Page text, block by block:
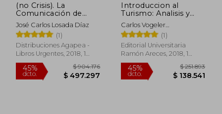
(no Crisis). La
Comunicación de
Crisis en un Mundo
Conectado
(Manuales)
José Carlos Losada Díaz
(1)
Distribuciones Agapea -
Libros Urgentes, 2018, 1
Edición, Tapa Blanda,
Usado
Introduccion al
Turismo: Analisis y
Estructura
Carlos Vogeler
Ruiz,Enrique Hernandez
Armand
(1)
Editorial Universitaria
Ramón Areces, 2018, 1
Edición, Tapa Blanda,
Nuevo